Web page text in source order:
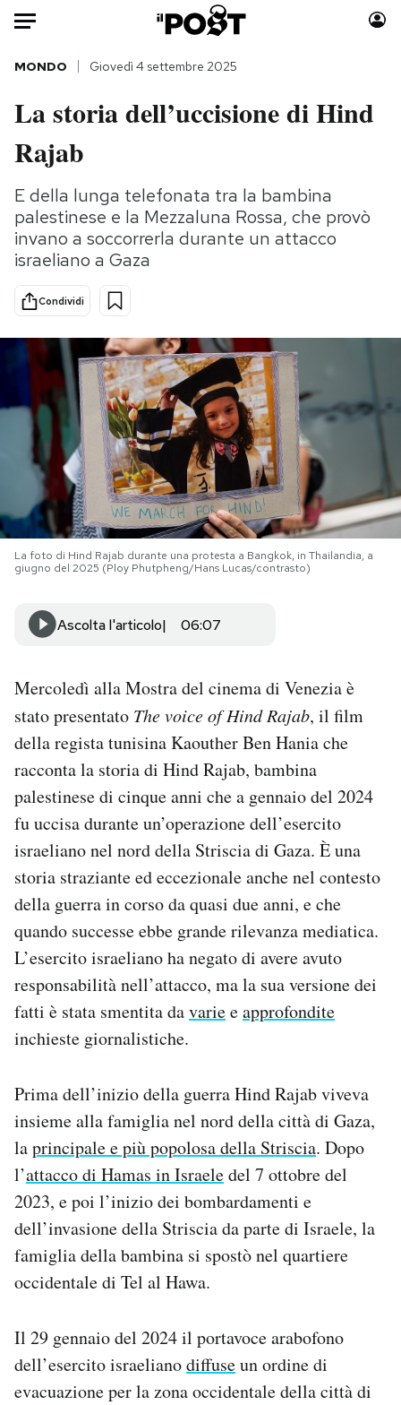
Auto
HOME
Italia
Politica
Tecnologia
Internet
Cultura
Sport
Consumismi
Storie/Idee
Mondiali calcio 2026
PODCAST
NEWSLETTER
I MIEI PREFERITI
SHOP
AREA PERSONALE
Area Personale
Newsletter
Notifiche mobile
Esci
MONDO Giovedì 4 settembre 2025
La storia dell’uccisione di Hind
Rajab
E della lunga telefonata tra la bambina
palestinese e la Mezzaluna Rossa, che provò
invano a soccorrerla durante un attacco
israeliano a Gaza
Condividi
La foto di Hind Rajab durante una protesta a Bangkok, in Thailandia, a
giugno del 2025 (Ploy Phutpheng/Hans Lucas/contrasto)
Ascolta l'articolo 06:07
Mercoledì alla Mostra del cinema di Venezia è
stato presentato The voice of Hind Rajab, il film
della regista tunisina Kaouther Ben Hania che
racconta la storia di Hind Rajab, bambina
palestinese di cinque anni che a gennaio del 2024
fu uccisa durante un’operazione dell’esercito
israeliano nel nord della Striscia di Gaza. È una
storia straziante ed eccezionale anche nel contesto
della guerra in corso da quasi due anni, e che
quando successe ebbe grande rilevanza mediatica.
L’esercito israeliano ha negato di avere avuto
responsabilità nell’attacco, ma la sua versione dei
fatti è stata smentita davarieeapprofondite
inchieste giornalistiche.
Prima dell’inizio della guerra Hind Rajab viveva
insieme alla famiglia nel nord della città di Gaza,
laprincipale e più popolosa della Striscia. Dopo
l’attacco di Hamas in Israeledel 7 ottobre del
2023, e poi l’inizio dei bombardamenti e
dell’invasione della Striscia da parte di Israele, la
famiglia della bambina si spostò nel quartiere
occidentale di Tel al Hawa.
Il 29 gennaio del 2024 il portavoce arabofono
dell’esercito israelianodiffuseun ordine di
evacuazione per la zona occidentale della città di